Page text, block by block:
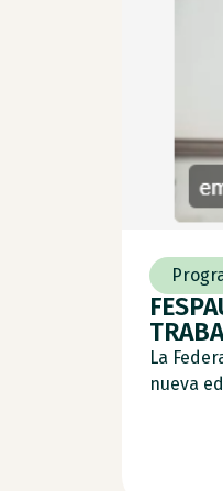
La
nueva